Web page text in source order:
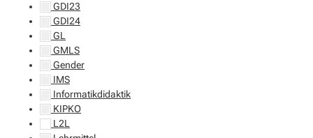
GDI23
GDI24
GL
GMLS
Gender
IMS
Informatikdidaktik
KIPKO
L2L